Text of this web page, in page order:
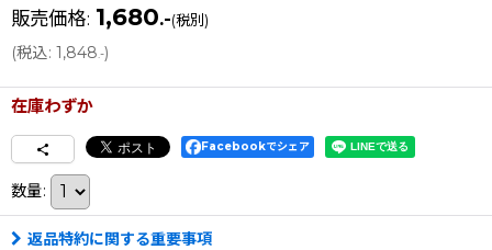
販売価格: 1,680.-(税別)
(税込: 1,848.-)
在庫わずか
Facebookでシェア
数量:
返品特約に関する重要事項